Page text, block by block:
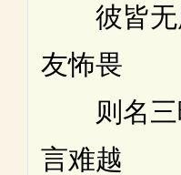
彼皆
友怖畏
则名
言难越